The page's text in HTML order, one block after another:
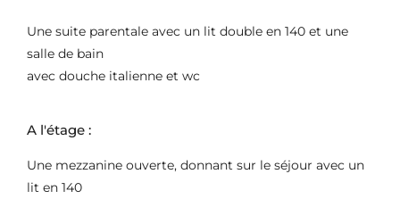
Une suite parentale avec un lit double en 140 et une
salle de bain
avec douche italienne et wc
A l'étage :
Une mezzanine ouverte, donnant sur le séjour avec un
lit en 140